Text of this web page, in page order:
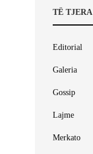
TË TJERA
Editorial
Galeria
Gossip
Lajme
Merkato